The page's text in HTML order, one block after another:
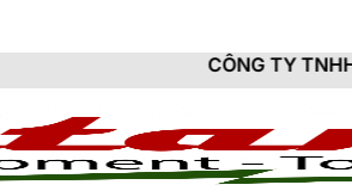
CÔNG TY TNHH THIẾT BỊ